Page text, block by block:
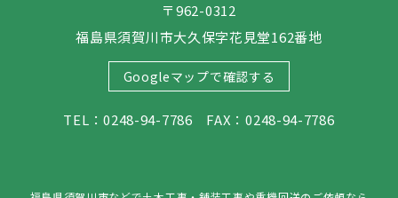
〒962-0312
福島県須賀川市大久保字花見堂162番地
Googleマップで確認する
TEL：0248-94-7786 FAX：0248-94-7786